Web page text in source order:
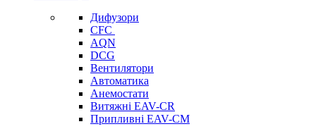
Дифузори
CFC
AQN
DCG
Вентилятори
Автоматика
Анемостати
Витяжні EAV-CR
Припливні EAV-CM